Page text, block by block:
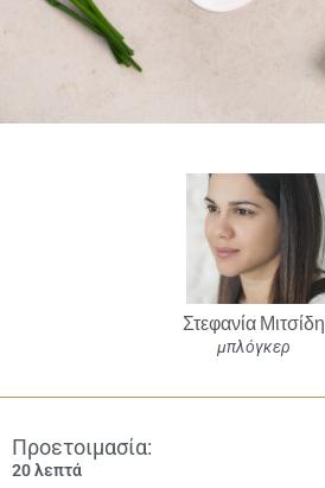
Στεφανία Μιτσίδη
μπλόγκερ
Προετοιμασία:
20 λεπτά